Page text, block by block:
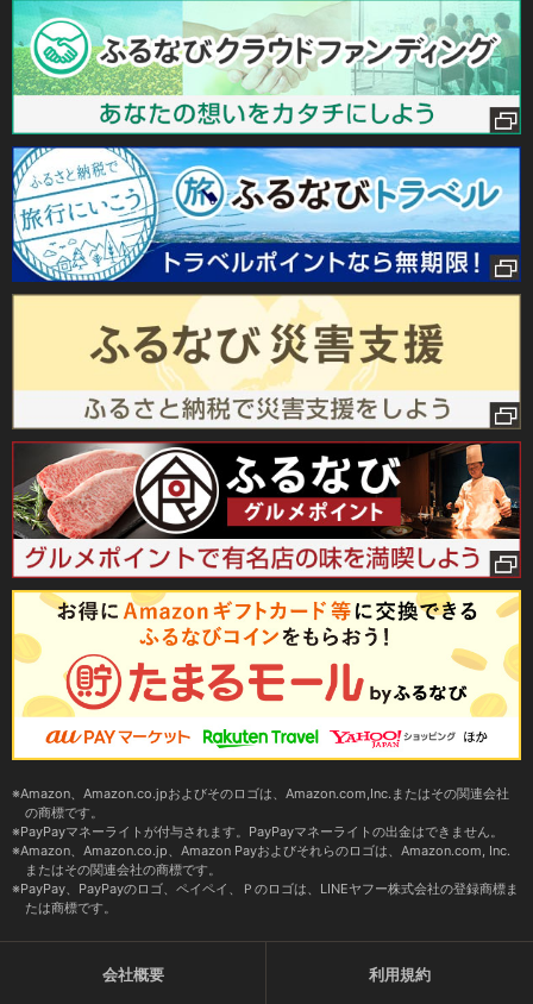
Amazon、Amazon.co.jpおよびそのロゴは、Amazon.com,Inc.またはその関連会社
の商標です。
PayPayマネーライトが付与されます。PayPayマネーライトの出金はできません。
Amazon、Amazon.co.jp、Amazon Payおよびそれらのロゴは、Amazon.com, Inc.
またはその関連会社の商標です。
PayPay、PayPayのロゴ、ペイペイ、Ｐのロゴは、LINEヤフー株式会社の登録商標ま
たは商標です。
会社概要 利用規約